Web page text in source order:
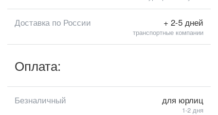
Доставка по России + 2-5 дней
транспортные компании
Оплата:
Безналичный для юрлиц
1-2 дня